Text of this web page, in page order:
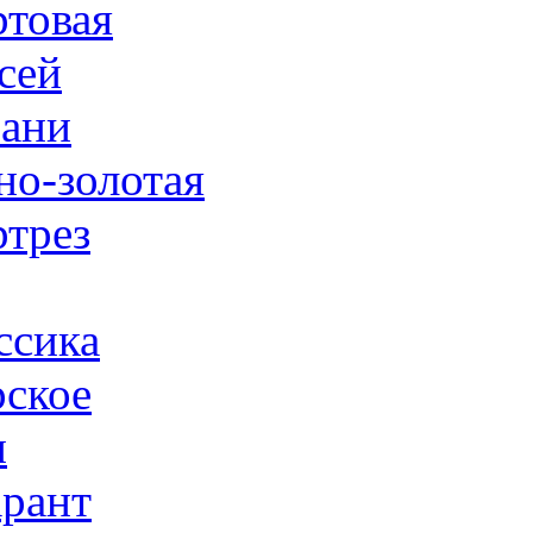
золотая